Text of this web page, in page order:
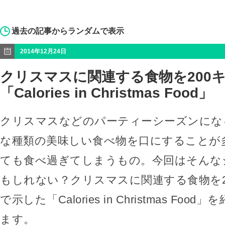
過去の記事からランダムで表示
2014年12月24日
クリスマスに関連する食物を200
「Calories in Christmas Food」
クリスマスなどのパーティーシーズンに
な種類の美味しい食べ物を口にすること
ても食べ過ぎてしまうもの。今回はそん
もしれない？クリスマスに関連する食物
で示した「Calories in Christmas Food」を
ます。